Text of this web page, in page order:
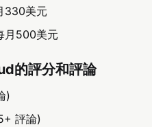
330美元
月500美元
的評分和評論
)
評論)